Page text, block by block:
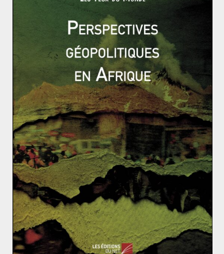
organisations internationales. Le rapport
tackling emerging economic challenges to sustain strong
publié en mars 2015 par le FMI posait déjà les
jalons d’une véritable feuille de route que le projet
2030 reprend.La reconnaissance du droit des femmes
s’affiche ici comme le corollaire immédiat de la
modernisation d’une économie mono-sectorielle où
l’État providence achète la paix sociale par
d’importantes subventions. Les femmes saoudiennes
ont ainsi pu pour la première fois participer à la fête
nationale du 23 septembre dans l’enceinte du stade
King Fahd. Pour autant, il serait déplacé d’analyser les
récents événements comme les prémisses d’une
révolution culturelle. La nouvelle élite – bien que
nourrissant une haine profonde envers l’Islam politique
– reste conservatrice.
Une modernité à
marche forcée ?